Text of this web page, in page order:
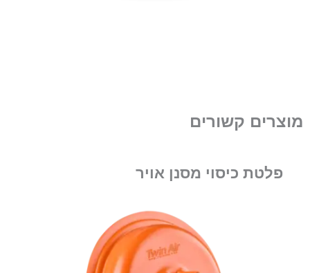
מוצרים קשורים
פלטת כיסוי מסנן אויר